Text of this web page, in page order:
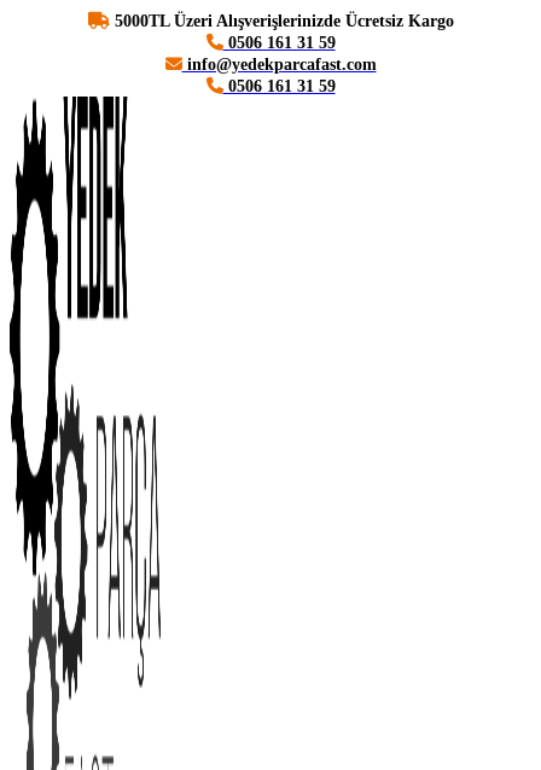
5000TL Üzeri Alışverişlerinizde Ücretsiz Kargo
0506 161 31 59
info@yedekparcafast.com
0506 161 31 59